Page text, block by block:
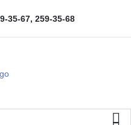
35-67, 259-35-68